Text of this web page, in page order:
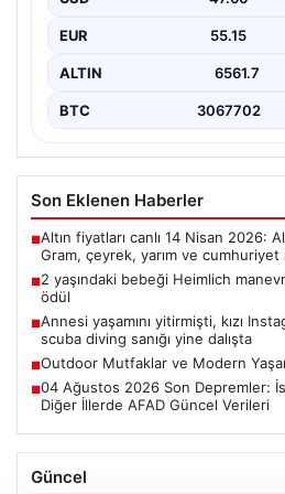
"İstanbul Sabiha…
EUR 55.15
ALTIN 6561.7
BTC 3067702
Son Eklenen Haberler
■Altın fiyatları canlı 14 Nisan 2026:
Gram, çeyrek, yarım ve cumhuriyet
■2 yaşındaki bebeği Heimlich
ödül
■Annesi yaşamını yitirmişti, kızı
scuba diving sanığı yine dalışta
■Outdoor Mutfaklar ve Modern
■04 Ağustos 2026 Son Depremler:
Diğer İllerde AFAD Güncel Verileri
Güncel